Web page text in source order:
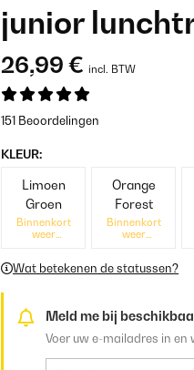
junior
26,99 € incl. BTW
151 Beoordelingen
KLEUR:
Limoen
Groen
Binnenkort
weer
Orange
Forest
Binnenkort
weer
Wat betekenen de statussen?
Meld me bij
Voer uw e-mailadres in